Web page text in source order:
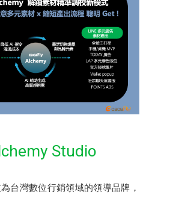
Studio
台灣數位行銷領域的領導品牌，